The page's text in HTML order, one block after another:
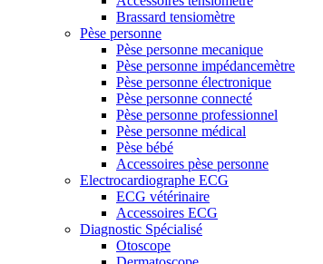
Brassard tensiomètre
Pèse personne
Pèse personne mecanique
Pèse personne impédancemètre
Pèse personne électronique
Pèse personne connecté
Pèse personne professionnel
Pèse personne médical
Pèse bébé
Accessoires pèse personne
Electrocardiographe ECG
ECG vétérinaire
Accessoires ECG
Diagnostic Spécialisé
Otoscope